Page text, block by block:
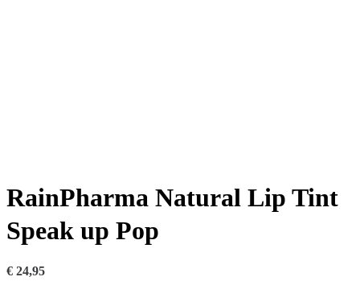
RainPharma Natural Lip Tint
Speak up Pop
€ 24,95